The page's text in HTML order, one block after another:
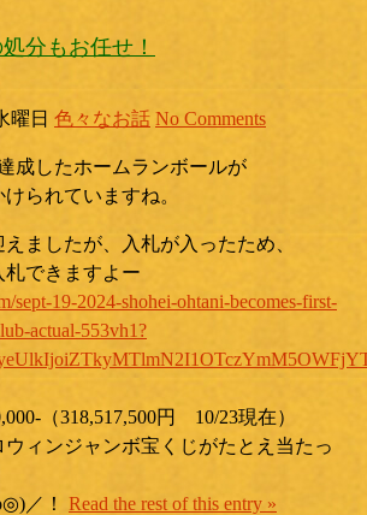
分もお任せ！
曜日 色々なお話 No Comments
成したホームランボールが
られていますね。
ましたが、入札が入ったため、
できますよー
sept-19-2024-shohei-ohtani-becomes-first-
actual-553vh1?
（318,517,500円 10/23現在）
ィンジャンボ宝くじがたとえ当たっ
／！ Read the rest of this entry »